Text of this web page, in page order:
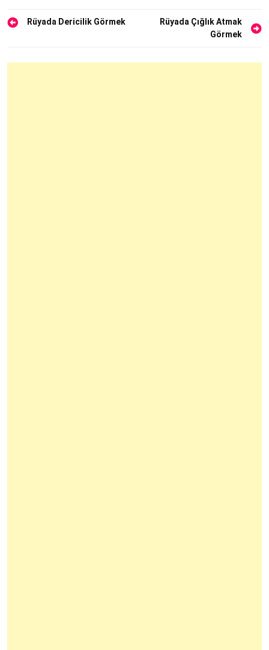
YazıRüyada Dericilik Görmek
Rüyada Çığlık Atmak
Görmek